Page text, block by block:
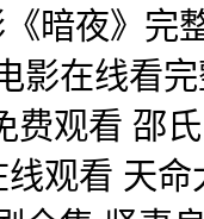
暗夜》完
影在线看
费观看 邵
观看 天